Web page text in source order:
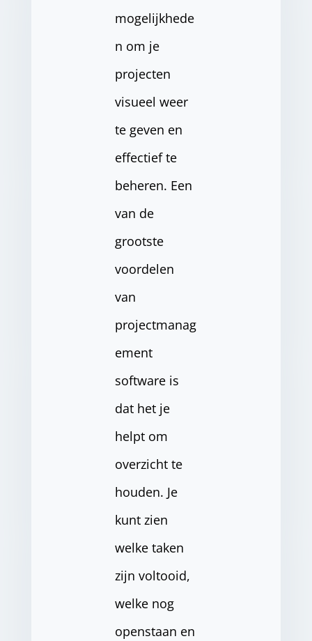
mogelijkhede
n om je
projecten
visueel weer
te geven en
effectief te
beheren. Een
van de
grootste
voordelen
van
projectmanag
ement
software is
dat het je
helpt om
overzicht te
houden. Je
kunt zien
welke taken
zijn voltooid,
welke nog
openstaan en